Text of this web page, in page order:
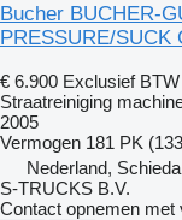
Bucher BUCHER-
PRESSURE/SUCK
€ 6.900 Exclusief BTW
Straatreiniging
2005
Vermogen 181 PK
Nederland,
S-TRUCKS B.V.
Contact opnemen met